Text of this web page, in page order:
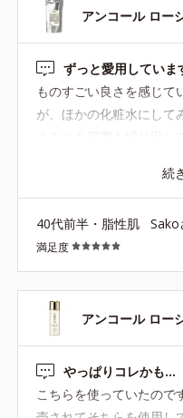
使用目安：ティースプーン
●無油分、無香料、無着色 ●
ス、Ｄ.Ｎ.Ａ.ヒビスエキス配
＝やわらかな肌へ整える保
おいとハリ感を与える保湿
アンコール ロー
ずっと愛用していま
ものすごい良さを感じて
が、ほかの化粧水にして
続
40代前半・脂性肌 Sako
満足度
アンコール ロー
やっぱりコレかも…
こちらを使っていたので